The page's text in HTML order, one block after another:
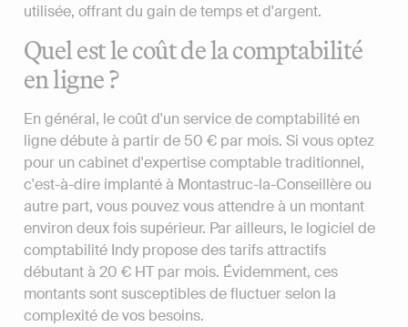
utilisée, offrant du gain de temps et d'argent.
Quel est le coût de la comptabilité
en ligne ?
En général, le coût d'un service de comptabilité en
ligne débute à partir de 50 € par mois. Si vous optez
pour un cabinet d'expertise comptable traditionnel,
c'est-à-dire implanté à Montastruc-la-Conseillère ou
autre part, vous pouvez vous attendre à un montant
environ deux fois supérieur. Par ailleurs, le logiciel de
comptabilité Indy propose des tarifs attractifs
débutant à 20 € HT par mois. Évidemment, ces
montants sont susceptibles de fluctuer selon la
complexité de vos besoins.